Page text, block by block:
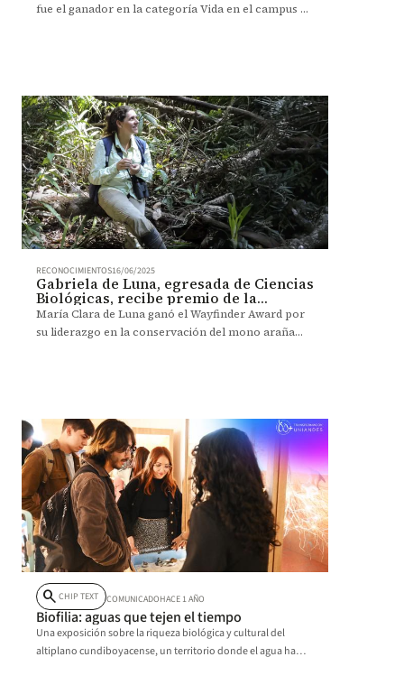
fue el ganador en la categoría Vida en el campus y
RECONOCIMIENTOS16/06/2025
Gabriela de Luna, egresada de Ciencias
Biológicas, recibe premio de la
National Geographic Society
María Clara de Luna ganó el Wayfinder Award por
su liderazgo en la conservación del mono araña
search CHIP TEXT COMUNICADOHACE 1 AÑO
Biofilia: aguas que tejen el tiempo
Una exposición sobre la riqueza biológica y cultural del
altiplano cundiboyacense, un territorio donde el agua ha